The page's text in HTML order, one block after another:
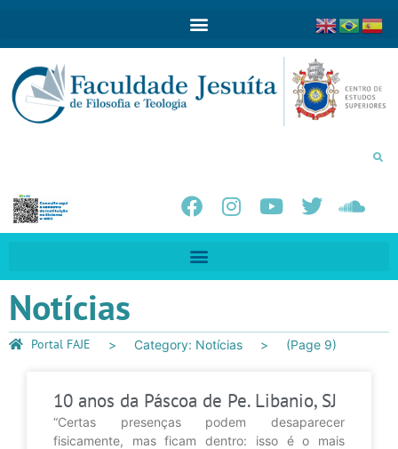
Notícias
Portal FAJE Category: Notícias (Page 9)
10 anos da Páscoa de Pe. Libanio, SJ
“Certas presenças podem desaparecer
fisicamente, mas ficam dentro: isso é o mais